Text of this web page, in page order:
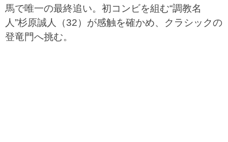
馬で唯一の最終追い。初コンビを組む“調教名
人”杉原誠人（32）が感触を確かめ、クラシックの
登竜門へ挑む。